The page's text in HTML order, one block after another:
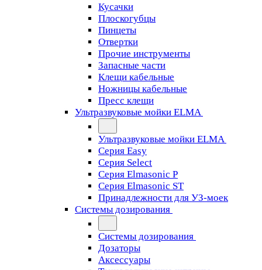
Кусачки
Плоскогубцы
Пинцеты
Отвертки
Прочие инструменты
Запасные части
Клещи кабельные
Ножницы кабельные
Пресс клещи
Ультразвуковые мойки ELMA
Ультразвуковые мойки ELMA
Серия Easy
Серия Select
Серия Elmasonic P
Серия Elmasonic ST
Принадлежности для УЗ-моек
Системы дозирования
Системы дозирования
Дозаторы
Аксессуары